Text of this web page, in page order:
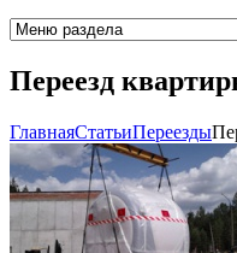
Переезд
ГлавнаяCтатьиПереезды